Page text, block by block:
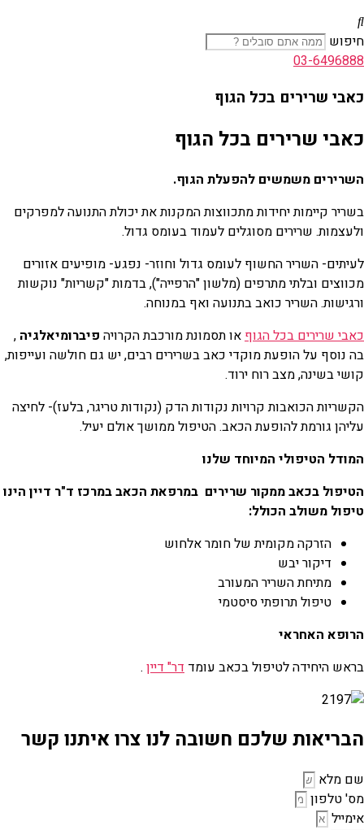
חיפוש
03-6496888
כאבי שרירים בכל הגוף
כאבי שרירים בכל הגוף
השרירים משמשים להפעלת הגוף.
בשריר קיימות יחידות מתכווצות המקנות את יכולת התנועה למפרקים
ולעצמות. שרירים מסוגלים לעמוד בעומס גדול.
לעיתים- השריר החשוף לעומס גדול וחוזר- נפגע- מופיעים אזורים
מכווצים ובלתי מתרפים (מלשון "הרפייה"), בדמות "קשריות" נוקשות
ורגישות. השריר כואב בתנועה ואף במנוחה.
כאבי שרירים בכל הגוף או תסמונת מורכבת הקרויה פיברומיאלגיה ,
בה נוסף על הופעת מוקדי כאב בשרירים רבים, יש גם חולשה ועייפות,
קושי בשינה, מצב רוח ירוד.
הקשריות הכואבות קרויות נקודות הדק (נקודות טריגר, בלעז)- לחיצה
עליהן גורמת להופעת הכאב. הטיפול ממושך אולם יעיל.
המודל הטיפולי המיוחד שלנו
הטיפול בכאב ממקור שרירים במרפאת הכאב במרכז ד"ר דיין הינו
טיפול משולב הכולל:
הזרקה מקומית של חומר אלחוש
דיקור יבש
מתיחת השריר המעורב
טיפול תרופתי סיסטמי
הרופא האחראי
בראש היחידה לטיפול בכאב עומד דר" דיין .
הבריאות שלכם חשובה לנו צרו איתנו קשר
שם מלא
מס' טלפון
אימייל